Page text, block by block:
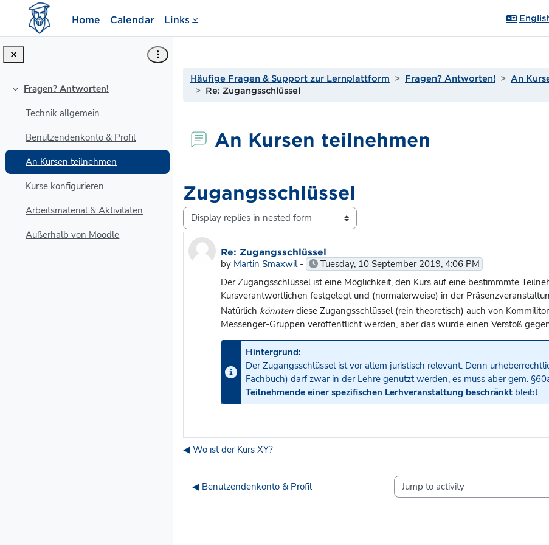
Skip to main content
Home Calendar Links
Collapse
Fragen? Antworten!
Technik allgemein
Benutzendenkonto & Profil
An Kursen teilnehmen
Kurse konfigurieren
Arbeitsmaterial & Aktivitäten
Außerhalb von Moodle
Häufige Fragen & Support zur Lernplattform Fragen? Antworten! An
Re: Zugangsschlüssel
An Kursen teilnehmen
Zugangsschlüssel
Display mode
Re: Zugangsschlüssel
by Martin Smaxwil- Tuesday, 10 September 2019, 4:06 PM
Der Zugangsschlüssel ist eine Möglichkeit, den Kurs auf eine bestimmmte
Kursverantwortlichen festgelegt und (normalerweise) in der
Natürlich könnten diese Zugangsschlüssel (rein theoretisch) auch von
Messenger-Gruppen veröffentlicht werden, aber das würde einen Verstoß
Hintergrund:
Der Zugangsschlüssel ist vor allem juristisch relevant. Denn
Fachbuch) darf zwar in der Lehre genutzt werden, es muss aber gem.
Teilnehmende einer spezifischen Lerhveranstaltung beschränkt bleibt.
◀︎ Wo ist der Kurs XY?
◀︎ Benutzendenkonto & Profil Jump to activity